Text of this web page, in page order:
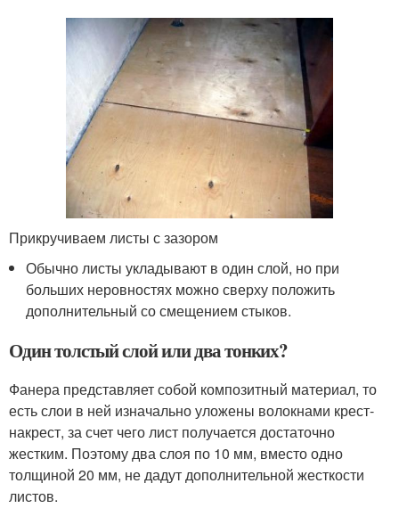
Прикручиваем листы с зазором
Обычно листы укладывают в один слой, но при
больших неровностях можно сверху положить
дополнительный со смещением стыков.
Один толстый слой или два тонких?
Фанера представляет собой композитный материал, то
есть слои в ней изначально уложены волокнами крест-
накрест, за счет чего лист получается достаточно
жестким. Поэтому два слоя по 10 мм, вместо одно
толщиной 20 мм, не дадут дополнительной жесткости
листов.